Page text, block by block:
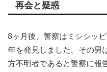
再会と疑惑
8ヶ月後、警察はミシシッ
年を発見しました。その男
方不明者であると警察に報